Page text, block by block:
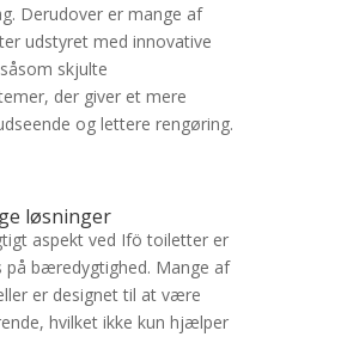
Derudover er mange af
udstyret med innovative
skjulte
der giver et mere
og lettere rengøring.
løsninger
aspekt ved Ifö toiletter er
på bæredygtighed. Mange af
er designet til at være
hvilket ikke kun hjælper